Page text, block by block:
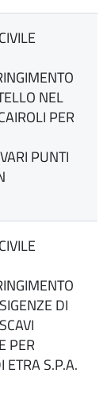
NEL
PER
PUNTI
DI
PER
ETRA S.P.A.